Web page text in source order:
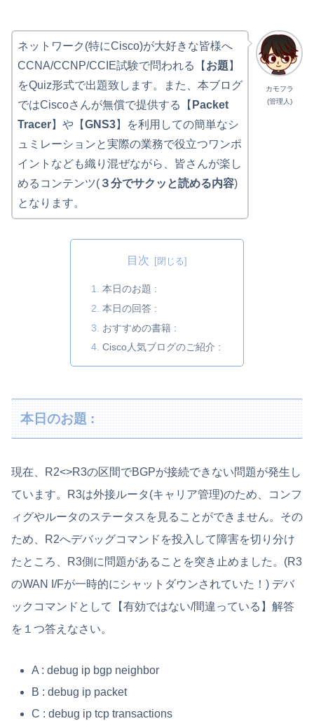
カモフラ
(管理人)
ネットワーク(特にCisco)が大好きな皆様へ
CCNA/CCNP/CCIE試験で問われる【 お題 】
をQuiz形式で出題致します。また、本ブログ
ではCiscoさんが無償で提供する【 Packet
Tracer】や【GNS3】を利用しての簡単なシ
ュミレーションと実際の業務で役立つワンポ
イントなども織り混ぜながら、皆さんが楽し
めるコンテンツ( ３分でサクッと読める内容)
となります。
目次
本日のお題 :
本日の回答 :
おすすめの書籍 :
Cisco人気ブログのご紹介 :
本日のお題 :
現在、R2<>R3の区間でBGPが接続できない問題が発生し
ています。R3は外接ルータ(キャリア管理)のため、コンフ
ィグやルータのステータスを見ることができません。その
ため、R2へデバッグコマンドを投入して障害を切り分け
たところ、R3側に問題があることを突き止めました。(R3
のWAN I/Fが一時的にシャットダウンされていた！) デバ
ックコマンドとして【有効ではない/間違っている】解答
を１つ答えなさい。
A : debug ip bgp neighbor
B : debug ip packet
C : debug ip tcp transactions